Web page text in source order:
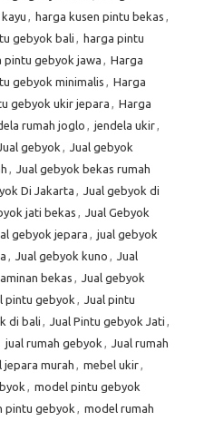
, harga kusen pintu bekas ,
gebyok bali , harga pintu
pintu gebyok jawa , Harga
gebyok minimalis , Harga
gebyok ukir jepara , Harga
rumah joglo , jendela ukir,
gebyok , Jual gebyok
, Jual gebyok bekas rumah
Di Jakarta , Jual gebyok di
jati bekas , Jual Gebyok
gebyok jepara , jual gebyok
, Jual gebyok kuno , Jual
bekas , Jual gebyok
pintu gebyok , Jual pintu
di bali , Jual Pintu gebyok Jati ,
jual rumah gebyok , Jual rumah
jepara murah , mebel ukir,
, model pintu gebyok
pintu gebyok , model rumah